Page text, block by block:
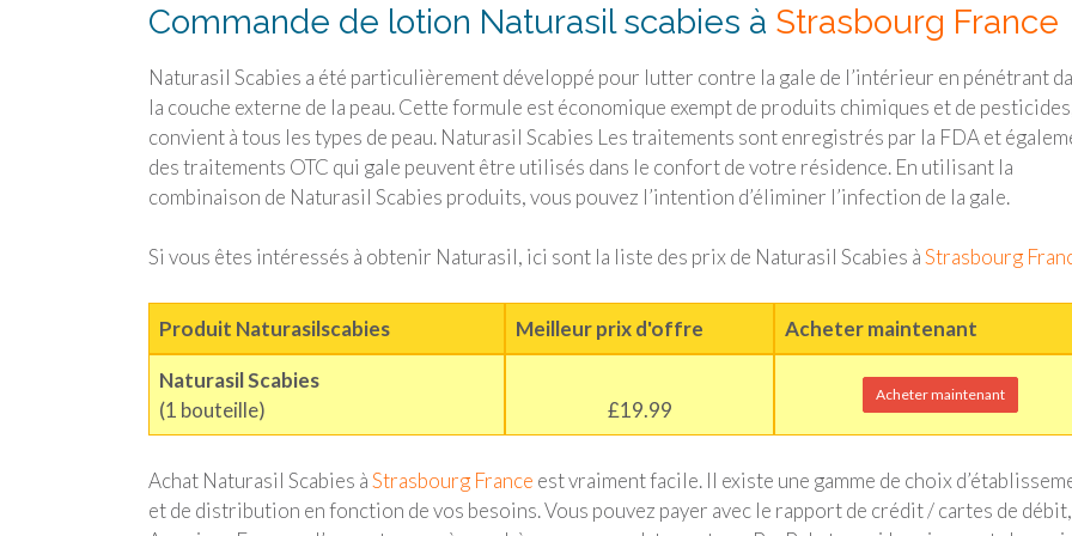
Commande de lotion Naturasil scabies à Strasbourg France
Naturasil Scabies a été particulièrement développé pour lutter contre la gale de l’intérieur en pénétrant
la couche externe de la peau. Cette formule est économique exempt de produits chimiques et de
convient à tous les types de peau. Naturasil Scabies Les traitements sont enregistrés par la FDA et
des traitements OTC qui gale peuvent être utilisés dans le confort de votre résidence. En utilisant la
combinaison de Naturasil Scabies produits, vous pouvez l’intention d’éliminer l’infection de la gale.
Si vous êtes intéressés à obtenir Naturasil, ici sont la liste des prix de Naturasil Scabies àStrasbourg
Produit Naturasilscabies Meilleur prix d'offre Acheter maintenant
Naturasil Scabies
(1 bouteille)
£19.99
Acheter maintenant
Achat Naturasil Scabies àStrasbourg France est vraiment facile. Il existe une gamme de choix
et de distribution en fonction de vos besoins. Vous pouvez payer avec le rapport de crédit / cartes de débit,